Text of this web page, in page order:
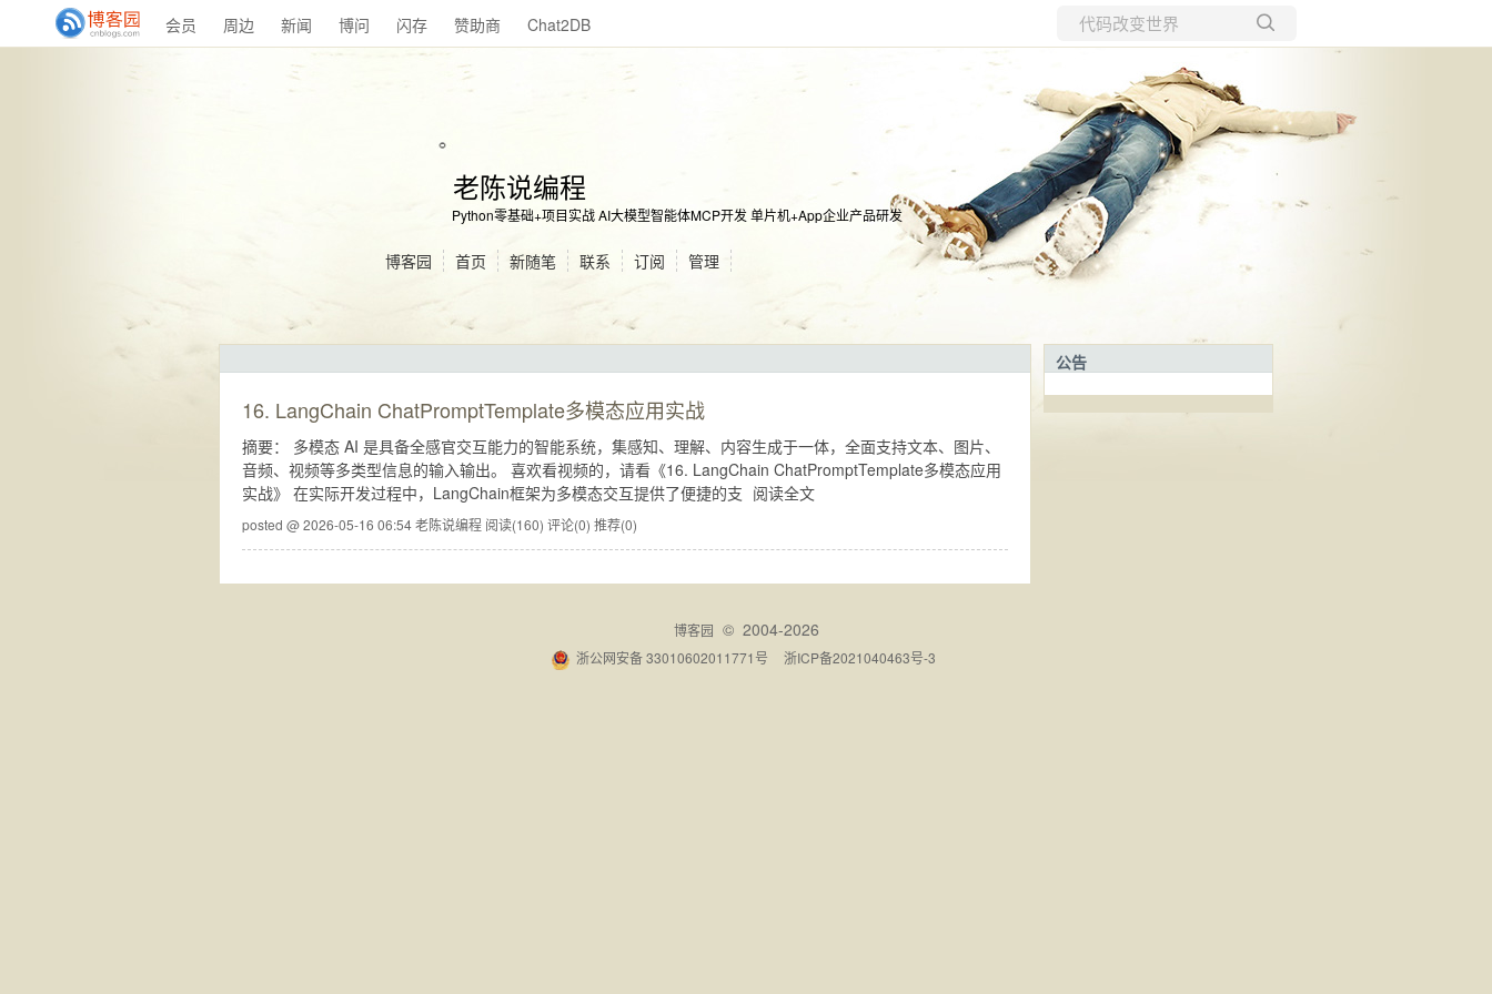
会员 周边 新闻 博问 闪存 赞助商 Chat2DB
当前博客
老陈说编程
Python零基础+项目实战 AI大模型智能体MCP开发 单片机+App企业产品研发
博客园 首页 新随笔 联系 订阅 管理
16. LangChain ChatPromptTemplate多模态应用实战
摘要： 多模态 AI 是具备全感官交互能力的智能系统，集感知、理解、内容生成于一体，全面支持文本、图片、
音频、视频等多类型信息的输入输出。 喜欢看视频的，请看《16. LangChain ChatPromptTemplate多模态应用
实战》 在实际开发过程中，LangChain框架为多模态交互提供了便捷的支 阅读全文
posted @ 2026-05-16 06:54 老陈说编程 阅读(160) 评论(0) 推荐(0)
公告
博客园 © 2004-2026
浙公网安备 33010602011771号 浙ICP备2021040463号-3